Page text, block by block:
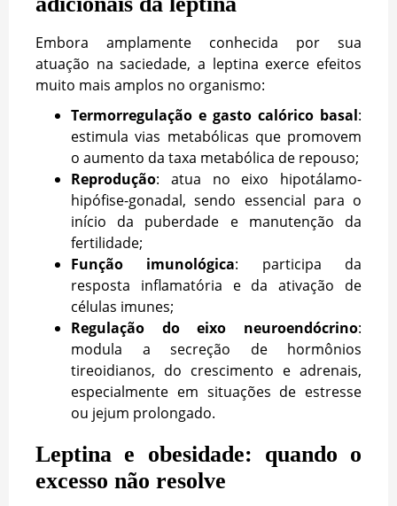
Embora amplamente conhecida por sua
atuação na saciedade, a leptina exerce efeitos
muito mais amplos no organismo:
Termorregulação e gasto calórico basal:
estimula vias metabólicas que promovem
o aumento da taxa metabólica de repouso;
Reprodução: atua no eixo hipotálamo-
hipófise-gonadal, sendo essencial para o
início da puberdade e manutenção da
fertilidade;
Função imunológica: participa da
resposta inflamatória e da ativação de
células imunes;
Regulação do eixo neuroendócrino:
modula a secreção de hormônios
tireoidianos, do crescimento e adrenais,
especialmente em situações de estresse
ou jejum prolongado.
Leptina e obesidade: quando o
excesso não resolve